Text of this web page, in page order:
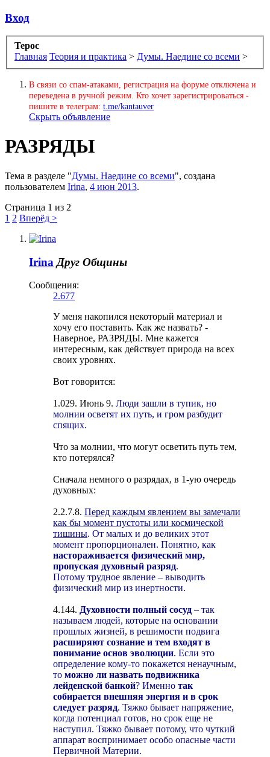
Вход
Терос
Главная Теория и практика > Думы. Наедине со всеми >
В связи со спам-атаками, регистрация на форуме отключена и
переведена в ручной режим. Кто хочет зарегистрироваться -
пишите в телеграм: t.me/kantauver
Скрыть объявление
РАЗРЯДЫ
Тема в разделе "Думы. Наедине со всеми", создана
пользователем Irina, 4 июн 2013.
Страница 1 из 2
1 2 Вперёд >
Irina Друг Общины
Сообщения:
2.677
У меня накопился некоторый материал и
хочу его поставить. Как же назвать? -
Наверное, РАЗРЯДЫ. Мне кажется
интересным, как действует природа на всех
своих уровнях.
Вот говорится:
1.029. Июнь 9. Люди зашли в тупик, но
молнии осветят их путь, и гром разбудит
спящих.
Что за молнии, что могут осветить путь тем,
кто потерялся?
Сначала немного о разрядах, в 1-ую очередь
духовных:
2.2.7.8. Перед каждым явлением вы замечали
как бы момент пустоты или космической
тишины. От малых и до великих этот
момент пропорционален. Понятно, как
настораживается физический мир,
пропуская духовный разряд.
Потому трудное явление – выводить
физический мир из инертности.
4.144. Духовности полный сосуд – так
называем людей, которые на основании
прошлых жизней, в решимости подвига
расширяют сознание и тем входят в
понимание основ эволюции. Если это
определение кому-то покажется ненаучным,
то можно ли назвать подвижника
лейденской банкой? Именно так
собирается внешняя энергия и в срок
следует разряд. Тяжко бывает напряжение,
когда потенциал готов, но срок еще не
наступил. Тяжко бывает потому, что чуткий
аппарат воспринимает особо опасные части
Первичной Материи.